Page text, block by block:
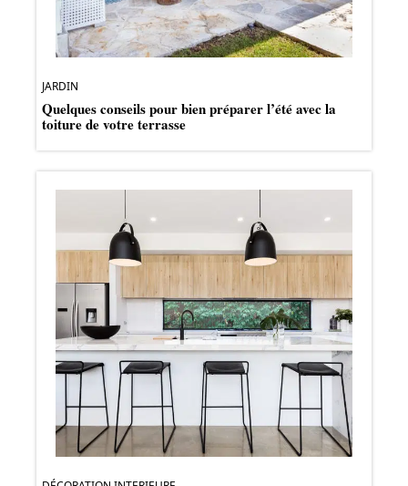
JARDIN
Quelques conseils pour bien préparer l’été avec la
toiture de votre terrasse